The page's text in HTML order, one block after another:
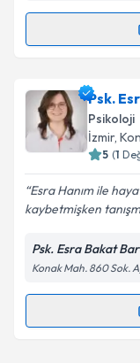
Randevu
Aile
takvimi talebi
almanız için
E-posta
Kişisel
Metni'ni
Psk.
Psikoloji
İzmir,
5 (1
Esra Hanım ile
kaybetmişken
Psk. Esra Bakat
Konak Mah. 860 Sok.
Randevu